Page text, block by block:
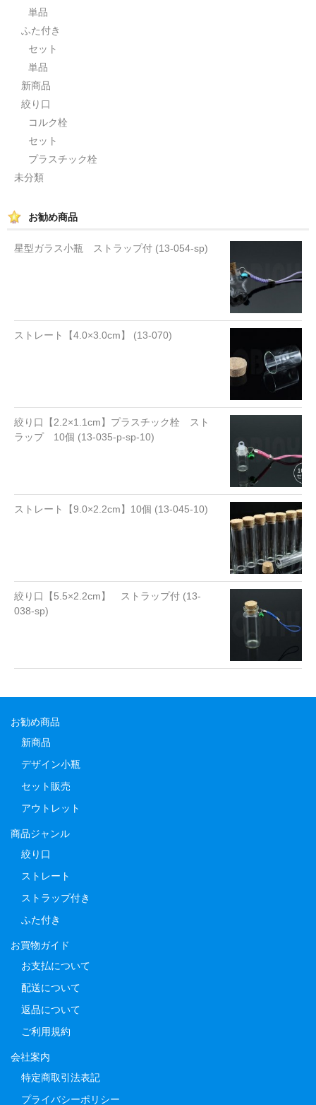
単品
ふた付き
セット
単品
新商品
絞り口
コルク栓
セット
プラスチック栓
未分類
お勧め商品
星型ガラス小瓶 ストラップ付 (13-054-sp)
ストレート【4.0×3.0cm】 (13-070)
絞り口【2.2×1.1cm】プラスチック栓 スト
ラップ 10個 (13-035-p-sp-10)
ストレート【9.0×2.2cm】10個 (13-045-10)
絞り口【5.5×2.2cm】 ストラップ付 (13-
038-sp)
お勧め商品
新商品
デザイン小瓶
セット販売
アウトレット
商品ジャンル
絞り口
ストレート
ストラップ付き
ふた付き
お買物ガイド
お支払について
配送について
返品について
ご利用規約
会社案内
特定商取引法表記
プライバシーポリシー